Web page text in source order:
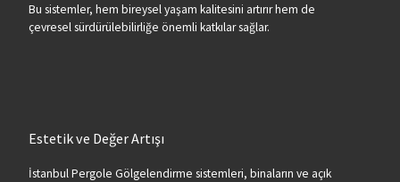
Bu sistemler, hem bireysel yaşam kalitesini artırır hem de
çevresel sürdürülebilirliğe önemli katkılar sağlar.
Estetik ve Değer Artışı
İstanbul Pergole Gölgelendirme sistemleri, binaların ve açık